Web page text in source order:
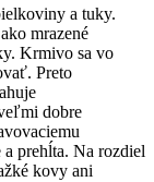
a tuky.
mrazené
Krmivo sa vo
Preto
dobre
prehĺta. Na rozdiel
kovy ani